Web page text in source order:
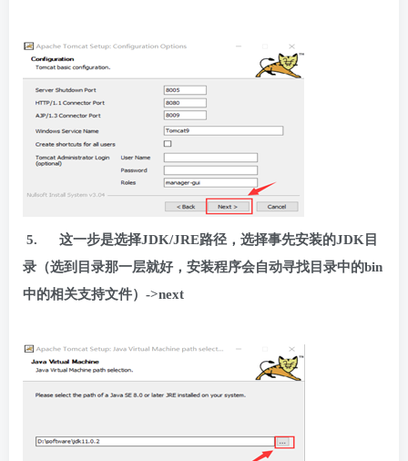
5. 这一步是选择JDK/JRE路径，选择事先安装的JDK目
录（选到目录那一层就好，安装程序会自动寻找目录中的bin
中的相关支持文件）->next